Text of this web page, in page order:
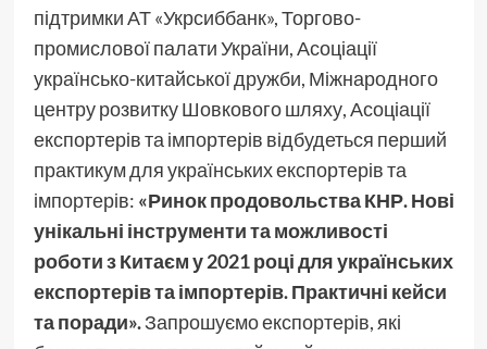
підтримки АТ «Укрсиббанк», Торгово-
промислової палати України, Асоціації
українсько-китайської дружби, Міжнародного
центру розвитку Шовкового шляху, Асоціації
експортерів та імпортерів відбудеться перший
практикум для українських експортерів та
імпортерів: «Ринок продовольства КНР. Нові
унікальні інструменти та можливості
роботи з Китаєм у 2021 році для українських
експортерів та імпортерів. Практичні кейси
та поради».Запрошуємо експортерів, які